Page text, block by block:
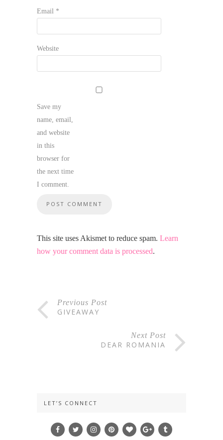
Email *
Website
Save my
name, email,
and website
in this
browser for
the next time
I comment.
This site uses Akismet to reduce spam. Learn
how your comment data is processed.
Previous Post
GIVEAWAY
Next Post
DEAR ROMANIA
LET’S CONNECT